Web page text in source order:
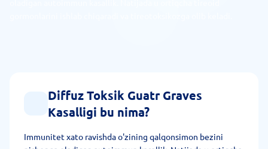
Diffuz Toksik Guatr Graves
Kasalligi bu nima?
Immunitet xato ravishda o'zining qalqonsimon bezini